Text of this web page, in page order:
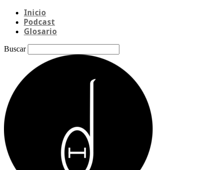
Inicio
Podcast
Glosario
Buscar